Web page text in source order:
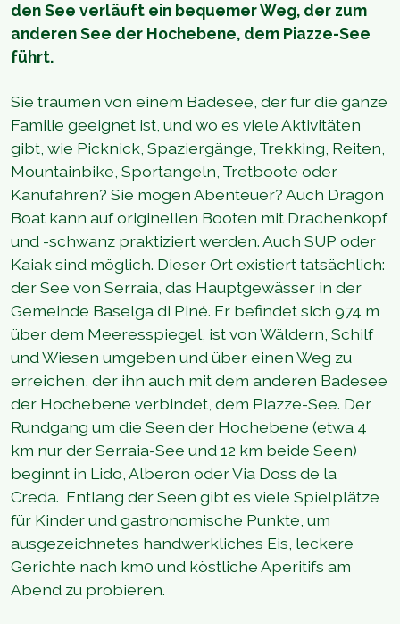
den See verläuft ein bequemer Weg, der zum
anderen See der Hochebene, dem Piazze-See
führt.
Sie träumen von einem Badesee, der für die ganze
Familie geeignet ist, und wo es viele Aktivitäten
gibt, wie Picknick, Spaziergänge, Trekking, Reiten,
Mountainbike, Sportangeln, Tretboote oder
Kanufahren? Sie mögen Abenteuer? Auch Dragon
Boat kann auf originellen Booten mit Drachenkopf
und -schwanz praktiziert werden. Auch SUP oder
Kaiak sind möglich. Dieser Ort existiert tatsächlich:
der See von Serraia, das Hauptgewässer in der
Gemeinde Baselga di Piné. Er befindet sich 974 m
über dem Meeresspiegel, ist von Wäldern, Schilf
und Wiesen umgeben und über einen Weg zu
erreichen, der ihn auch mit dem anderen Badesee
der Hochebene verbindet, dem Piazze-See. Der
Rundgang um die Seen der Hochebene (etwa 4
km nur der Serraia-See und 12 km beide Seen)
beginnt in Lido, Alberon oder Via Doss de la
Creda. Entlang der Seen gibt es viele Spielplätze
für Kinder und gastronomische Punkte, um
ausgezeichnetes handwerkliches Eis, leckere
Gerichte nach km0 und köstliche Aperitifs am
Abend zu probieren.